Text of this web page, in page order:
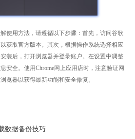
使用方法，请遵循以下步骤：首先，访问谷歌
获取官方版本。其次，根据操作系统选择相应
装后，打开浏览器并登录账户。在设置中调整
安全。使用Chrome网上应用店时，注意验证网
览器以获得最新功能和安全修复。
数据备份技巧